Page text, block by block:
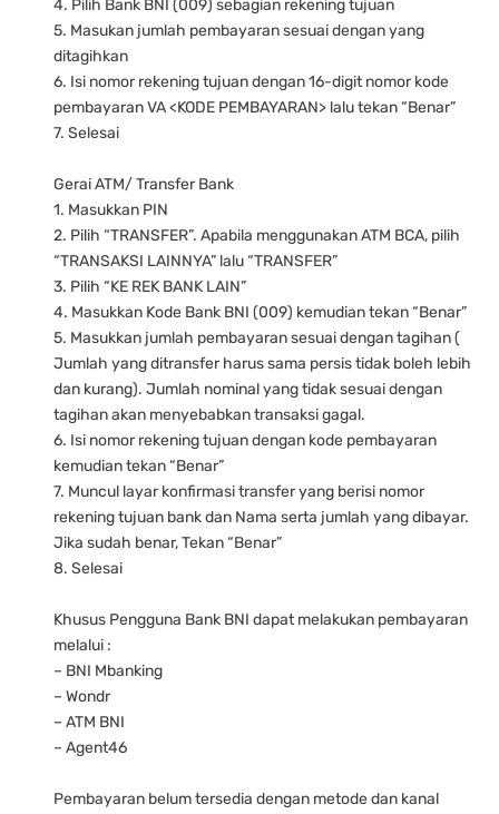
4. Pilih Bank BNI (009) sebagian rekening tujuan
5. Masukan jumlah pembayaran sesuai dengan yang
ditagihkan
6. Isi nomor rekening tujuan dengan 16-digit nomor kode
pembayaran VA <KODE PEMBAYARAN> lalu tekan “Benar”
7. Selesai
Gerai ATM/ Transfer Bank
1. Masukkan PIN
2. Pilih “TRANSFER”. Apabila menggunakan ATM BCA, pilih
“TRANSAKSI LAINNYA” lalu “TRANSFER”
3. Pilih “KE REK BANK LAIN”
4. Masukkan Kode Bank BNI (009) kemudian tekan “Benar”
5. Masukkan jumlah pembayaran sesuai dengan tagihan (
Jumlah yang ditransfer harus sama persis tidak boleh lebih
dan kurang). Jumlah nominal yang tidak sesuai dengan
tagihan akan menyebabkan transaksi gagal.
6. Isi nomor rekening tujuan dengan kode pembayaran
kemudian tekan “Benar”
7. Muncul layar konfirmasi transfer yang berisi nomor
rekening tujuan bank dan Nama serta jumlah yang dibayar.
Jika sudah benar, Tekan “Benar”
8. Selesai
Khusus Pengguna Bank BNI dapat melakukan pembayaran
melalui :
– BNI Mbanking
– Wondr
– ATM BNI
– Agent46
Pembayaran belum tersedia dengan metode dan kanal